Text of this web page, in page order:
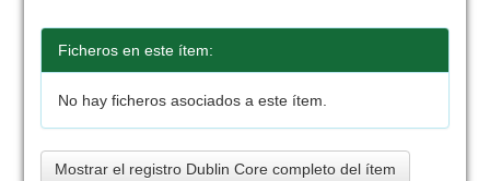
Ficheros en este ítem:
No hay ficheros asociados a este ítem.
Mostrar el registro Dublin Core completo del ítem